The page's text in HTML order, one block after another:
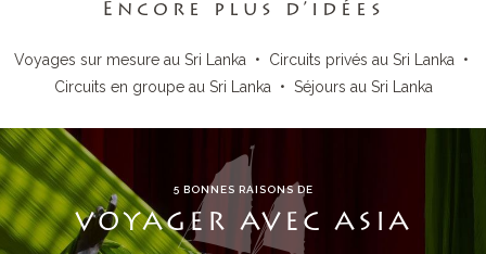
Encore plus d’idées
Voyages sur mesure au Sri Lanka • Circuits privés au Sri Lanka •
Circuits en groupe au Sri Lanka • Séjours au Sri Lanka
5 BONNES RAISONS DE
VOYAGER AVEC ASIA